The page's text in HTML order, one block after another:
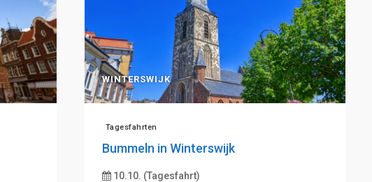
WINTERSWIJK
Tagesfahrten
Bummeln in Winterswijk
10.10. (Tagesfahrt)